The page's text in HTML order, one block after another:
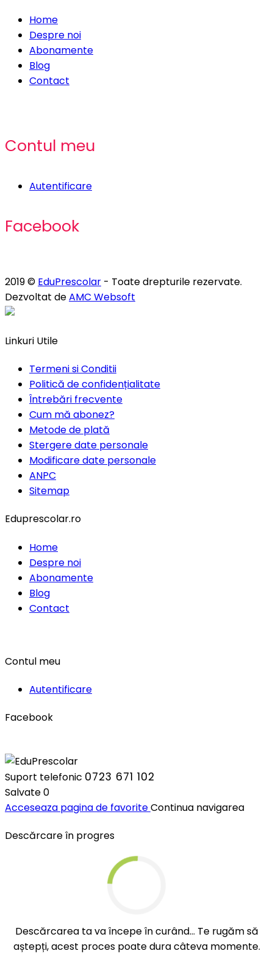
Home
Despre noi
Abonamente
Blog
Contact
Contul meu
Autentificare
Facebook
2019 © EduPrescolar - Toate drepturile rezervate.
Dezvoltat deAMC Websoft
Linkuri Utile
Termeni si Conditii
Politică de confidențialitate
Întrebări frecvente
Cum mă abonez?
Metode de plată
Stergere date personale
Modificare date personale
ANPC
Sitemap
Eduprescolar.ro
Home
Despre noi
Abonamente
Blog
Contact
Contul meu
Autentificare
Facebook
Suport telefonic 0723 671 102
Salvate0
Acceseaza pagina de favoriteContinua navigarea
Descărcare în progres
Descărcarea ta va începe în curând... Te rugăm să
aștepți, acest proces poate dura câteva momente.